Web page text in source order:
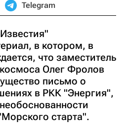
Telegram
в котором, в
что заместитель
Олег Фролов
письмо о
в РКК "Энергия",
старта".